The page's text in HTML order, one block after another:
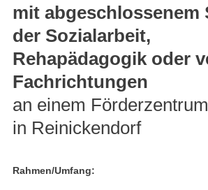
mit abgeschlossenem
der Sozialarbeit,
Rehapädagogik oder
Fachrichtungen
an einem
in Reinickendorf
Rahmen/Umfang: